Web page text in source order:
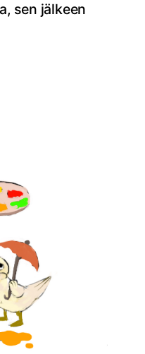
sen jälkeen